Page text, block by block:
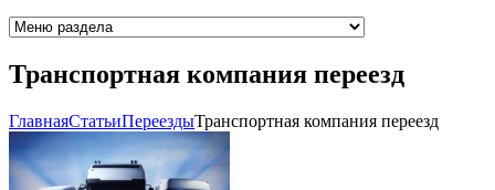
Транспортная компания переезд
ГлавнаяCтатьиПереездыТранспортная компания переезд